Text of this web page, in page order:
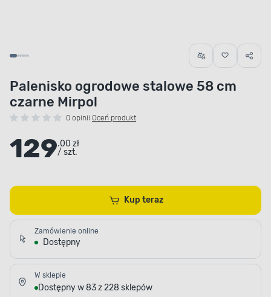
Palenisko ogrodowe stalowe 58 cm
czarne Mirpol
0 opinii Oceń produkt
129.00 zł
/ szt.
Kup teraz
Zamówienie online
Dostępny
W sklepie
Dostępny w 83 z 228 sklepów